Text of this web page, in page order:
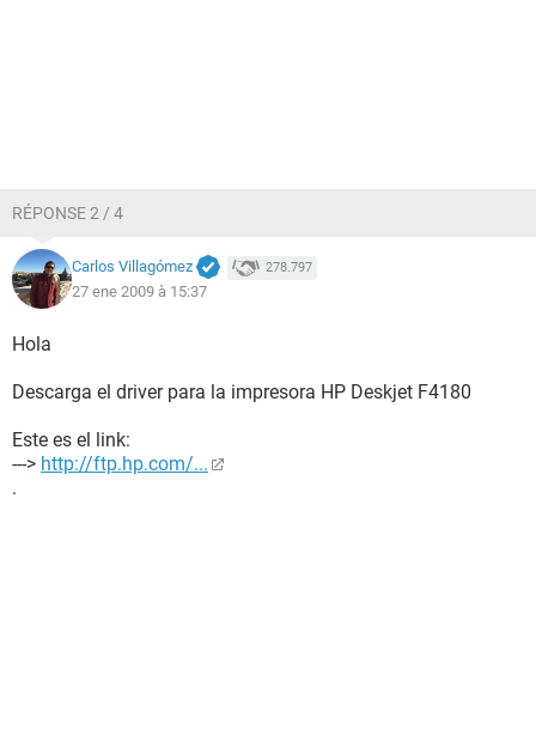
RÉPONSE 2 / 4
Carlos Villagómez 278.797
27 ene 2009 à 15:37
Hola
Descarga el driver para la impresora HP Deskjet F4180
Este es el link:
---> http://ftp.hp.com/...
.